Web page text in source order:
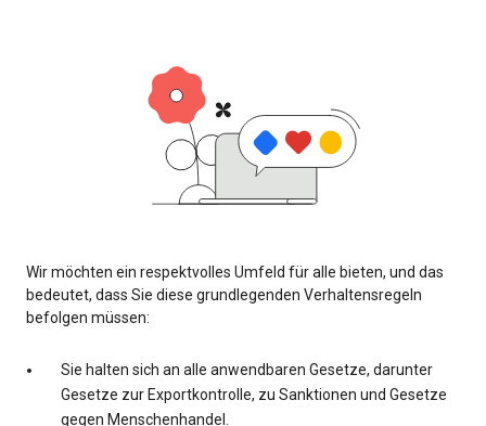
Wir möchten ein respektvolles Umfeld für alle bieten, und das
bedeutet, dass Sie diese grundlegenden Verhaltensregeln
befolgen müssen:
Sie halten sich an alle anwendbaren Gesetze, darunter
Gesetze zur Exportkontrolle, zu Sanktionen und Gesetze
gegen Menschenhandel.